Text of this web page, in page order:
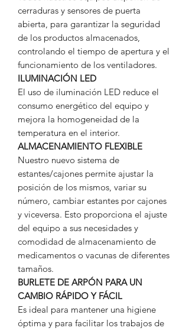
cerraduras y sensores de puerta
abierta, para garantizar la seguridad
de los productos almacenados,
controlando el tiempo de apertura y el
funcionamiento de los ventiladores.
ILUMINACIÓN LED
El uso de iluminación LED reduce el
consumo energético del equipo y
mejora la homogeneidad de la
temperatura en el interior.
ALMACENAMIENTO FLEXIBLE
Nuestro nuevo sistema de
estantes/cajones permite ajustar la
posición de los mismos, variar su
número, cambiar estantes por cajones
y viceversa. Esto proporciona el ajuste
del equipo a sus necesidades y
comodidad de almacenamiento de
medicamentos o vacunas de diferentes
tamaños.
BURLETE DE ARPÓN PARA UN
CAMBIO RÁPIDO Y FÁCIL
Es ideal para mantener una higiene
óptima y para facilitar los trabajos de